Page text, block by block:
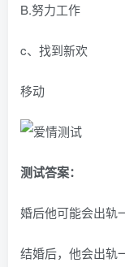
B.努力工作
c、找到新欢
移动
测试答案：
婚后他可能会出轨
结婚后，他会出轨